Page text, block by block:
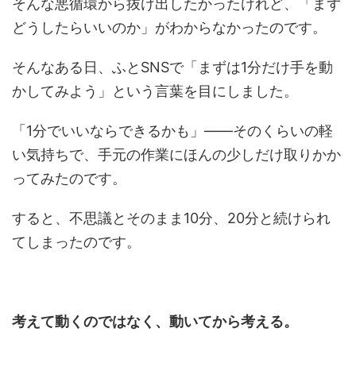
そんな悪循環から抜け出したかったけれど、「まず
どうしたらいいのか」がわからなかったのです。
そんなある日、ふとSNSで「まずは1分だけ手を動
かしてみよう」という言葉を目にしました。
「1分でいいならできるかも」――そのくらいの軽
い気持ちで、手元の作業にほんの少しだけ取りかか
ってみたのです。
すると、不思議とそのまま10分、20分と続けられ
てしまったのです。
考えて動くのではなく、動いてから考える。